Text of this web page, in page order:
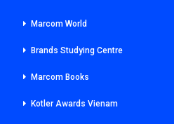
Marcom World
Brands Studying Centre
Marcom Books
Kotler Awards Vienam